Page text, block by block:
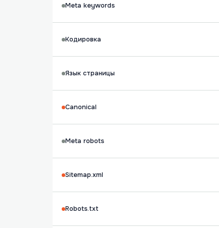
Meta keywords
Кодировка
Язык страницы
Canonical
Meta robots
Sitemap.xml
Robots.txt